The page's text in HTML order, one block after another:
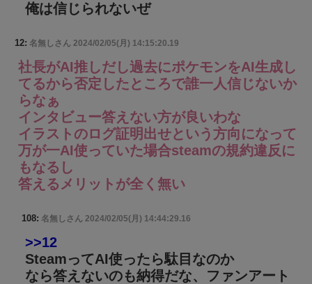
俺は信じられないぜ
12: 名無しさん 2024/02/05(月) 14:15:20.19
社長がAI推しだし過去にポケモンをAI生成し
てるから否定したところで誰一人信じないか
らなぁ
インタビュー答えない方が良いわな
イラストのログ証明出せという方向になって
万が一AI使っていた場合steamの規約違反に
もなるし
答えるメリットが全く無い
108: 名無しさん 2024/02/05(月) 14:44:29.16
>>12
SteamってAI使ったら駄目なのか
なら答えないのも納得だな、ファンアート